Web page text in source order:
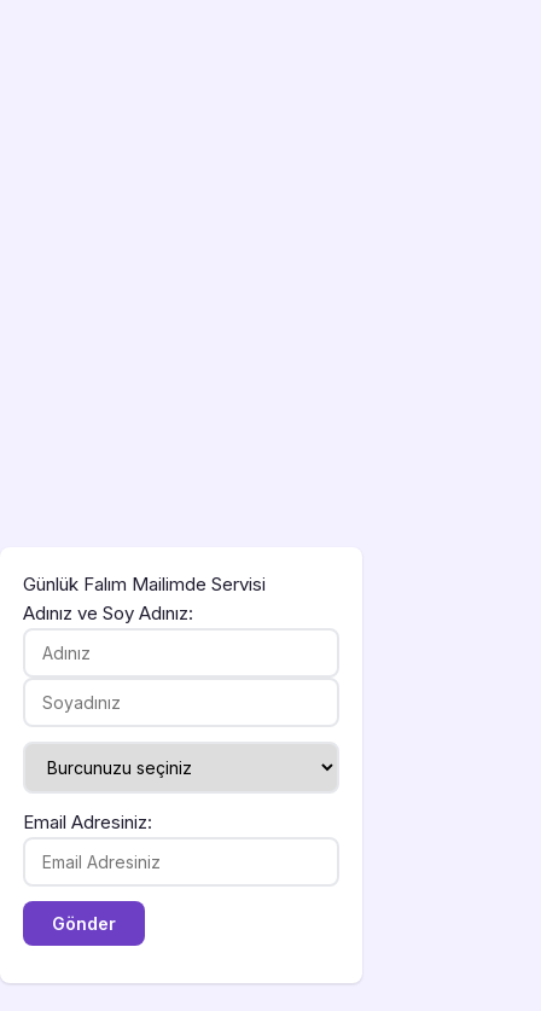
Günlük Falım Mailimde Servisi
Adınız ve Soy Adınız:
Email Adresiniz: